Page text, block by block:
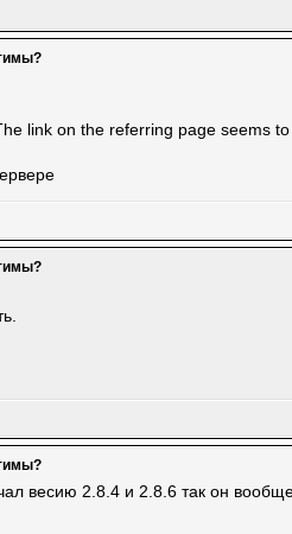
link on the referring page seems
2.8.4 и 2.8.6 так он вообще